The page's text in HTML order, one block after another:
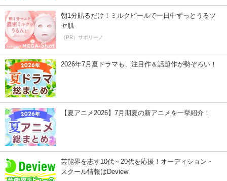
朝1分貼るだけ！ミルクピールで一日中ずっとうるツ
ヤ肌
（PR）サボリーノ
2026年7月夏ドラマも、注目作＆話題作が勢ぞろい！
【夏アニメ2026】7月期夏の新アニメを一挙紹介！
芸能界を志す10代～20代を応援！オーディション・
スクール情報はDeview